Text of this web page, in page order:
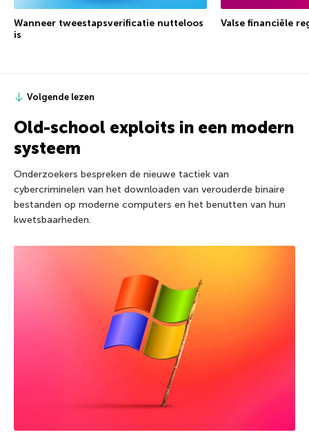
Wanneer tweestapsverificatie nutteloos
is
Valse financiële
Volgende lezen
Old-school exploits in een modern
systeem
Onderzoekers bespreken de nieuwe tactiek van
cybercriminelen van het downloaden van verouderde binaire
bestanden op moderne computers en het benutten van hun
kwetsbaarheden.